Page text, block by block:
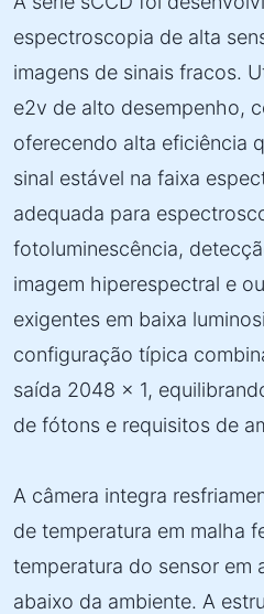
espectroscopia de alta
imagens de sinais fracos.
e2v de alto desempenho,
oferecendo alta eficiência
sinal estável na faixa
adequada para
fotoluminescência,
imagem hiperespectral e
exigentes em baixa
configuração típica
saída 2048 × 1,
de fótons e requisitos de
A câmera integra
de temperatura em malha
temperatura do sensor em
abaixo da ambiente. A